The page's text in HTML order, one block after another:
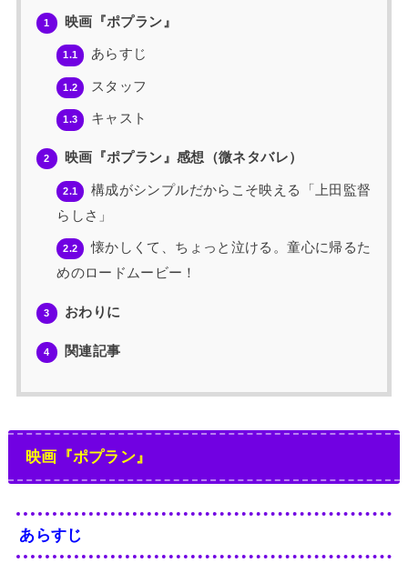
1 映画『ポプラン』
1.1 あらすじ
1.2 スタッフ
1.3 キャスト
2 映画『ポプラン』感想（微ネタバレ）
2.1
構成がシンプルだからこそ映える「上田監督
らしさ」
2.2
懐かしくて、ちょっと泣ける。童心に帰るた
めのロードムービー！
3 おわりに
4 関連記事
映画『ポプラン』
あらすじ